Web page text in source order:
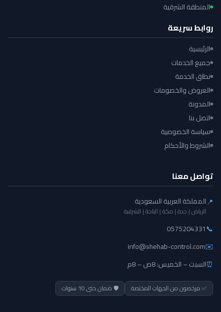
المنطقة الشرقية
روابط سريعة
الرئيسية
جميع الخدمات
نطاق الخدمة
العروض والخصومات
المدونة
اتصل بنا
سياسة الخصوصية
الشروط والأحكام
تواصل معنا
📍المملكة العربية السعودية
الرياض | جدة | مكة | الباحة | الشرقية
📞
0575204331
✉️
info@shehab-control.com
⏰السبت – الخميس: 8ص – 8م
✅ مرخصون من الجهات المختصة 🛡️ ضمان حتى 10 سنوات